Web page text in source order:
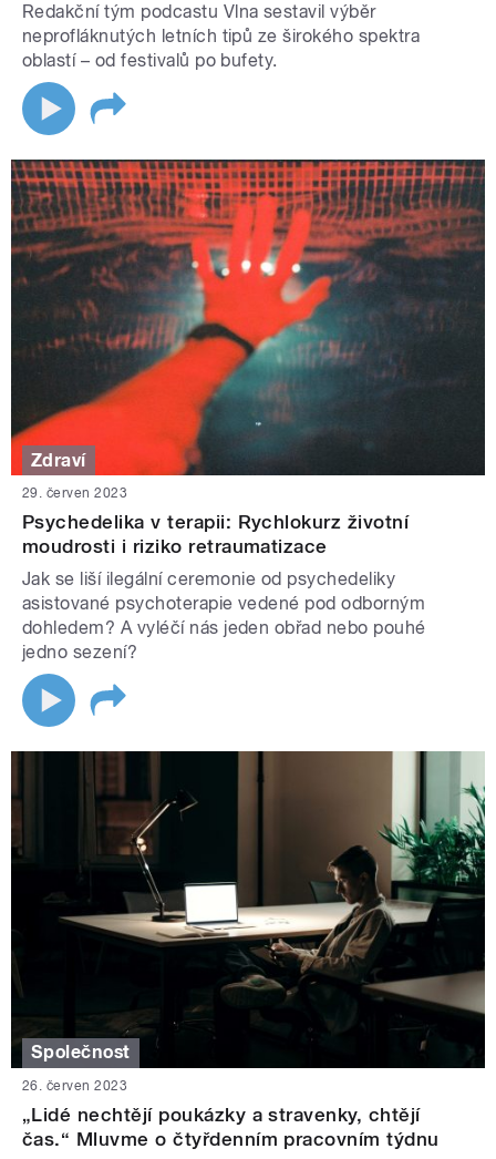
Redakční tým podcastu Vlna sestavil výběr
neprofláknutých letních tipů ze širokého spektra
oblastí – od festivalů po bufety.
Zdraví
29. červen 2023
Psychedelika v terapii: Rychlokurz životní
moudrosti i riziko retraumatizace
Jak se liší ilegální ceremonie od psychedeliky
asistované psychoterapie vedené pod odborným
dohledem? A vyléčí nás jeden obřad nebo pouhé
jedno sezení?
Společnost
26. červen 2023
„Lidé nechtějí poukázky a stravenky, chtějí
čas.“ Mluvme o čtyřdenním pracovním týdnu